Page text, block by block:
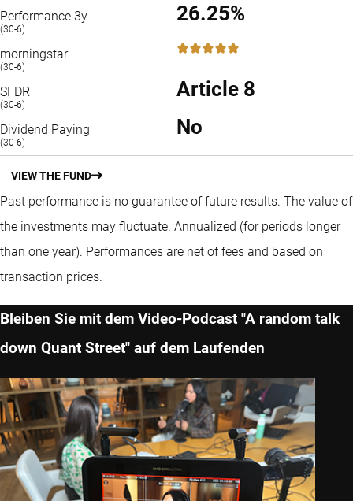
Performance 3y
(30-6)
26.25%
morningstar
(30-6)
5 / 5
SFDR
(30-6)
Article 8
Dividend Paying
(30-6)
No
VIEW THE FUND
Past performance is no guarantee of future results. The value of
the investments may fluctuate. Annualized (for periods longer
than one year). Performances are net of fees and based on
transaction prices.
Bleiben Sie mit dem Video-Podcast "A random talk
down Quant Street" auf dem Laufenden